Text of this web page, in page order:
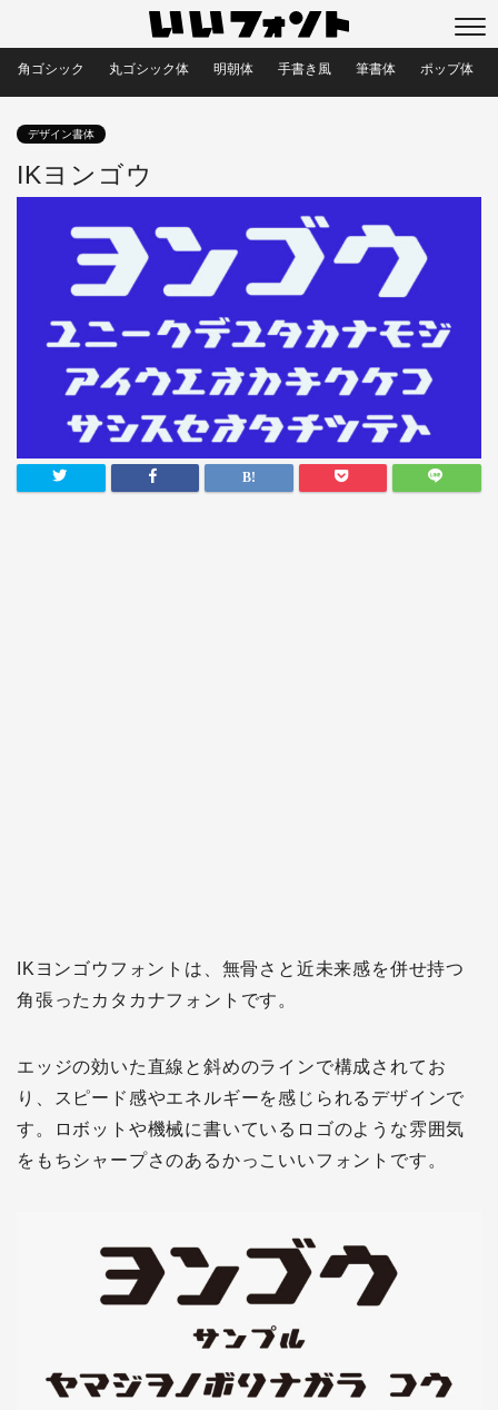
角ゴシック 丸ゴシック体 明朝体 手書き風 筆書体 ポップ体
デザイン書体
IKヨンゴウ
IKヨンゴウフォントは、無骨さと近未来感を併せ持つ
角張ったカタカナフォントです。
エッジの効いた直線と斜めのラインで構成されてお
り、スピード感やエネルギーを感じられるデザインで
す。ロボットや機械に書いているロゴのような雰囲気
をもちシャープさのあるかっこいいフォントです。